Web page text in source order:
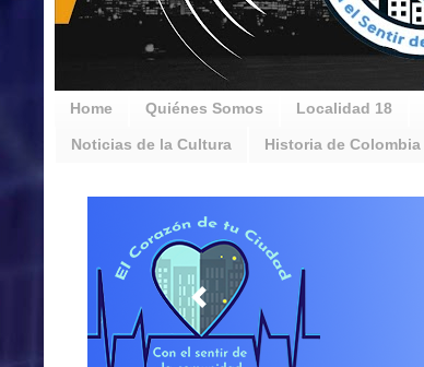
Home Quiénes Somos Localidad 18
Noticias de la Cultura Historia de Colombia